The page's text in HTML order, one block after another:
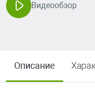
Видеообзор
Описание